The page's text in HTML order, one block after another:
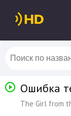
Ошибка
The Girl from